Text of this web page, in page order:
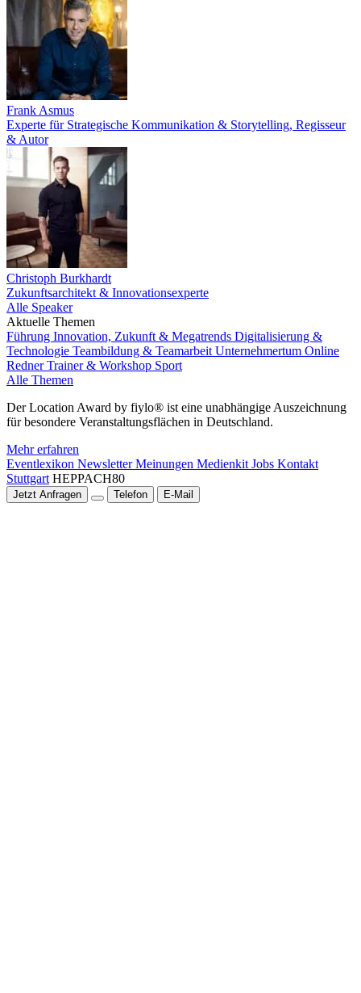
Frank Asmus
Experte für Strategische Kommunikation & Storytelling, Regisseur
& Autor
Christoph Burkhardt
Zukunftsarchitekt & Innovationsexperte
Alle Speaker
Aktuelle Themen
Führung Innovation, Zukunft & Megatrends Digitalisierung &
Technologie Teambildung & Teamarbeit Unternehmertum Online
RednerTrainer & Workshop Sport
Alle Themen
Der Location Award by fiylo® ist eine unabhängige Auszeichnung
für besondere Veranstaltungsflächen in Deutschland.
Mehr erfahren
Eventlexikon NewsletterMeinungen Medienkit Jobs Kontakt
Stuttgart HEPPACH80
Jetzt Anfragen Telefon E-Mail